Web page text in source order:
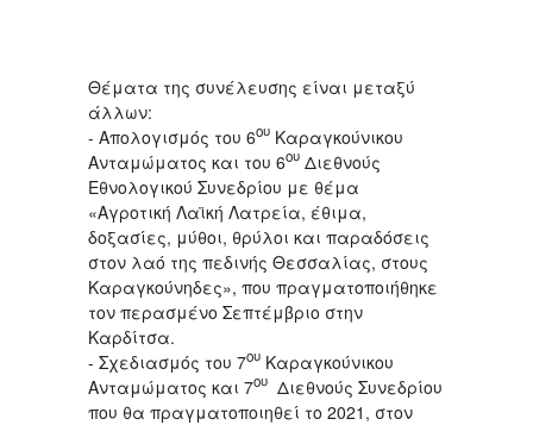
Θέματα της συνέλευσης είναι μεταξύ
άλλων:
- Απολογισμός του 6ου Καραγκούνικου
Ανταμώματος και του 6ου Διεθνούς
Εθνολογικού Συνεδρίου με θέμα
«Αγροτική Λαϊκή Λατρεία, έθιμα,
δοξασίες, μύθοι, θρύλοι και παραδόσεις
στον λαό της πεδινής Θεσσαλίας, στους
Καραγκούνηδες», που πραγματοποιήθηκε
τον περασμένο Σεπτέμβριο στην
Καρδίτσα.
- Σχεδιασμός του 7ου Καραγκούνικου
Ανταμώματος και 7ου Διεθνούς Συνεδρίου
που θα πραγματοποιηθεί το 2021, στον